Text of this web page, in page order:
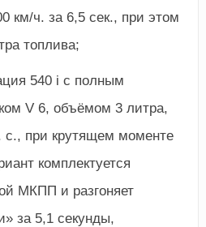
км/ч. за 6,5 сек., при этом
топлива;
540 i с полным
V 6, объёмом 3 литра,
при крутящем моменте
комплектуется
МКПП и разгоняет
за 5,1 секунды,